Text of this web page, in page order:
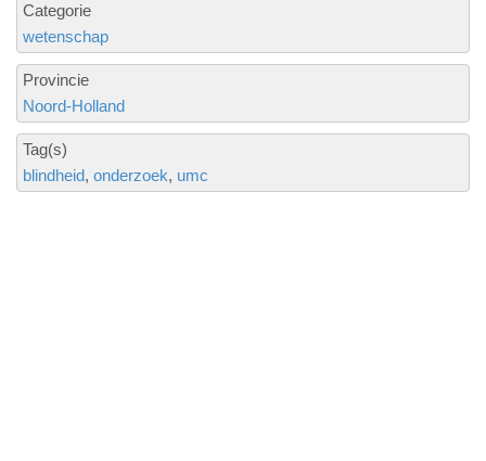
Categorie
wetenschap
Provincie
Noord-Holland
Tag(s)
blindheid onderzoek umc